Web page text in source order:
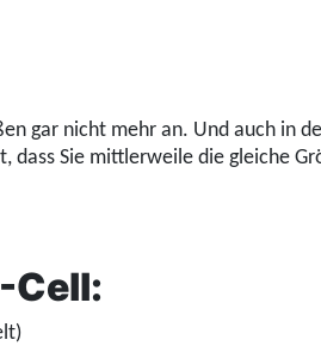
gar nicht mehr an. Und auch in
Sie mittlerweile die gleiche
Cell: